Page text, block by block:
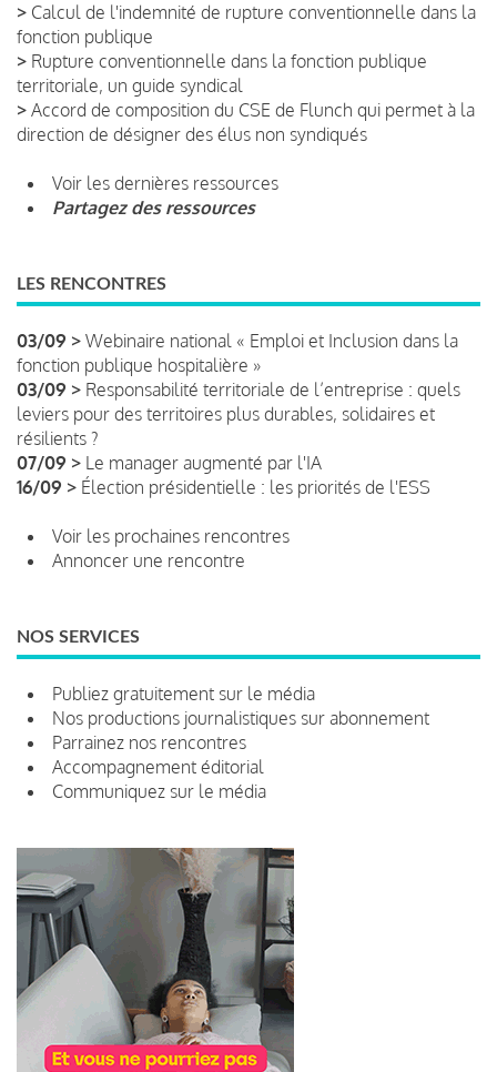
> Calcul de l'indemnité de rupture conventionnelle dans la
fonction publique
> Rupture conventionnelle dans la fonction publique
territoriale, un guide syndical
> Accord de composition du CSE de Flunch qui permet à la
direction de désigner des élus non syndiqués
Voir les dernières ressources
Partagez des ressources
LES RENCONTRES
03/09 > Webinaire national « Emploi et Inclusion dans la
fonction publique hospitalière »
03/09 > Responsabilité territoriale de l’entreprise : quels
leviers pour des territoires plus durables, solidaires et
résilients ?
07/09 > Le manager augmenté par l'IA
16/09 > Élection présidentielle : les priorités de l'ESS
Voir les prochaines rencontres
Annoncer une rencontre
NOS SERVICES
Publiez gratuitement sur le média
Nos productions journalistiques sur abonnement
Parrainez nos rencontres
Accompagnement éditorial
Communiquez sur le média